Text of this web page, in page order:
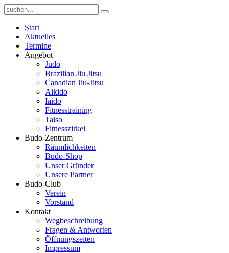
Start
Aktuelles
Termine
Angebot
Judo
Brazilian Jiu Jitsu
Canadian Jiu-Jitsu
Aikido
Iaido
Fitnesstraining
Taiso
Fitnesszirkel
Budo-Zentrum
Räumlichkeiten
Budo-Shop
Unser Gründer
Unsere Partner
Budo-Club
Verein
Vorstand
Kontakt
Wegbeschreibung
Fragen & Antworten
Öffnungszeiten
Impressum